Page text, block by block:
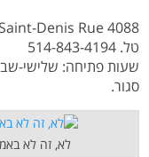
4088 Saint-Denis Rue
טל. 514-843-4194
סגור.
לא, זה לא